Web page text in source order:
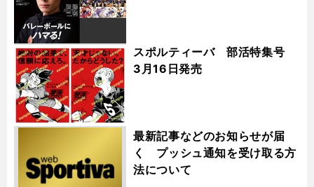
スポルティーバ 部活特集号
3月16日発売
最新記事などのお知らせが届
く プッシュ通知を受け取る方
法について